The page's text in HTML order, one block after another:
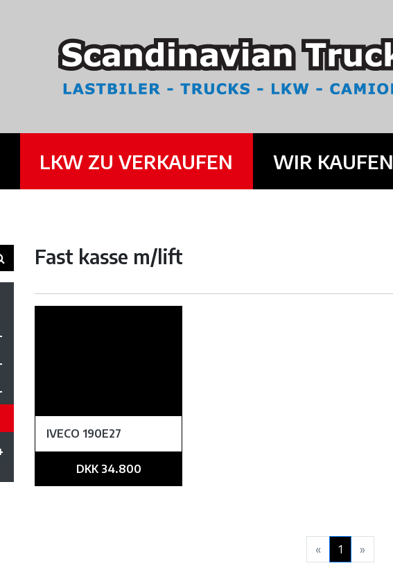
LKW ZU VERKAUFEN WIR KAUFEN
Fast kasse m/lift
IVECO 190E27
DKK 34.800
« 1 »